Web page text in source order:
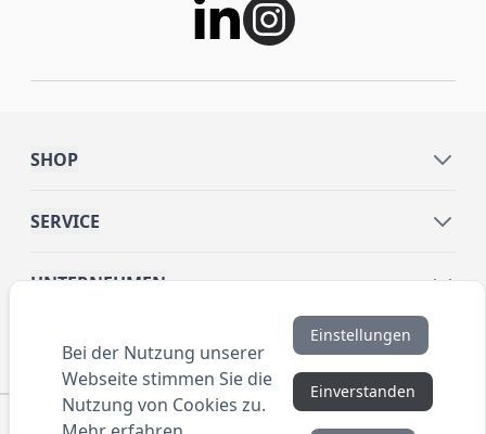
SHOP
SERVICE
UNTERNEHMEN
INFORMATIONEN
© 2016 ANYBRAND.de. All Rights Reserved. Alle
Bei der Nutzung unserer
Webseite stimmen Sie die
Nutzung von Cookies zu.
Einstellungen
Einverstanden